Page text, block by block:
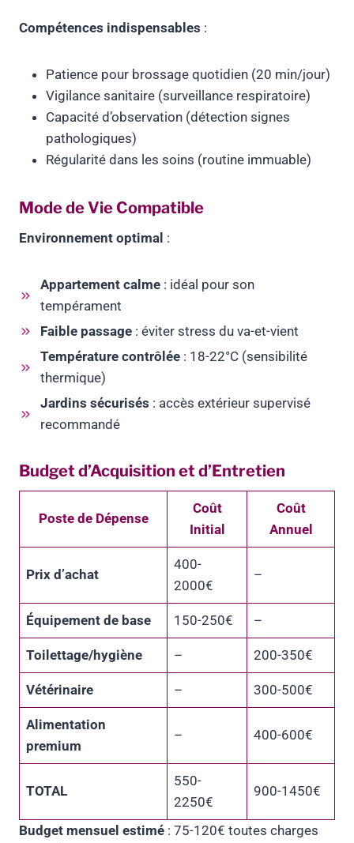
Compétences indispensables :
Patience pour brossage quotidien (20 min/jour)
Vigilance sanitaire (surveillance respiratoire)
Capacité d’observation (détection signes
pathologiques)
Régularité dans les soins (routine immuable)
Mode de Vie Compatible
Environnement optimal :
Appartement calme : idéal pour son
tempérament
Faible passage : éviter stress du va-et-vient
Température contrôlée : 18-22°C (sensibilité
thermique)
Jardins sécurisés : accès extérieur supervisé
recommandé
Budget d’Acquisition et d’Entretien
Poste de Dépense
Coût
Initial
Coût
Annuel
Prix d’achat
400-
2000€
–
Équipement de base 150-250€ –
Toilettage/hygiène – 200-350€
Vétérinaire – 300-500€
Alimentation
premium
– 400-600€
TOTAL
550-
2250€
900-1450€
Budget mensuel estimé : 75-120€ toutes charges